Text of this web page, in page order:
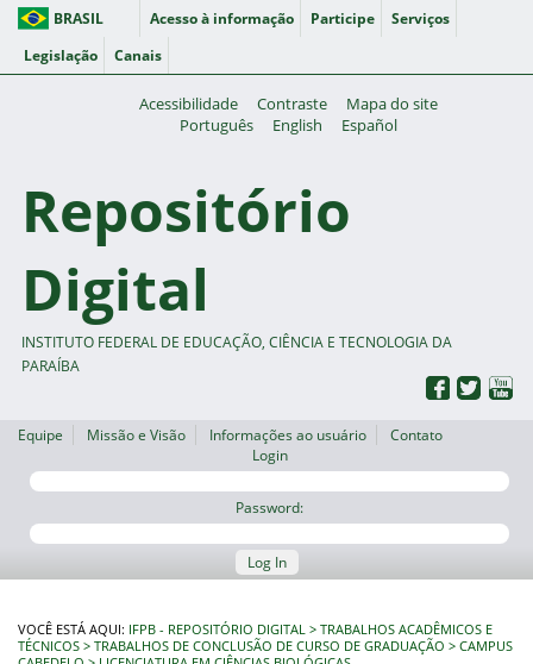
BRASIL Acesso à informação Participe
Serviços
Legislação
Canais
Acessibilidade Contraste
Mapa do site
Português
English Español
Repositório
Digital
INSTITUTO FEDERAL DE EDUCAÇÃO, CIÊNCIA E TECNOLOGIA DA
PARAÍBA
Equipe Missão e Visão Informações ao usuário
Contato
Login
Password:
Log In
VOCÊ ESTÁ AQUI: IFPB - REPOSITÓRIO DIGITAL
TRABALHOS ACADÊMICOS E
TÉCNICOS
TRABALHOS DE CONCLUSÃO DE CURSO DE GRADUAÇÃO
CAMPUS